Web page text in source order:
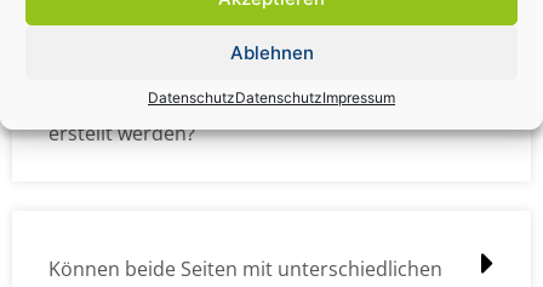
Ablehnen
DatenschutzDatenschutzImpressum
Wie müssen die Druckdateien angelegt /
erstellt werden?
Können beide Seiten mit unterschiedlichen